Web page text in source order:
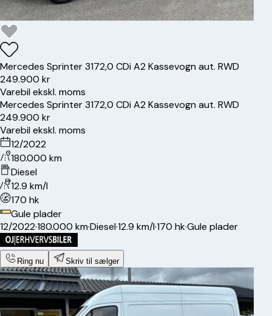
Mercedes Sprinter 3172,0 CDi A2 Kassevogn aut. RWD
249.900 kr
Varebil ekskl. moms
Mercedes Sprinter 3172,0 CDi A2 Kassevogn aut. RWD
249.900 kr
Varebil ekskl. moms
12/2022
180.000 km
Diesel
12.9 km/l
170 hk
Gule plader
12/2022·180.000 km·Diesel·12.9 km/l·170 hk·Gule plader
Ring nu Skriv til sælger